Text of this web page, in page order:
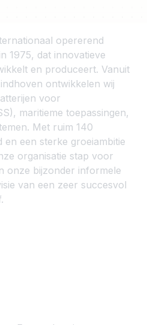
opererend
1975, dat innovatieve
en produceert. Vanuit
ontwikkelen wij
voor
maritieme toepassingen,
Met ruim 140
en een sterke groeiambitie
organisatie stap voor
onze bijzonder informele
van een zeer succesvol